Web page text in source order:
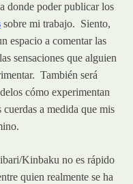
donde poder publicar los
sobre mi trabajo. Siento,
espacio a comentar las
sensaciones que alguien
También será
cómo experimentan
a medida que mis
Kinbaku no es rápido
quien realmente se ha